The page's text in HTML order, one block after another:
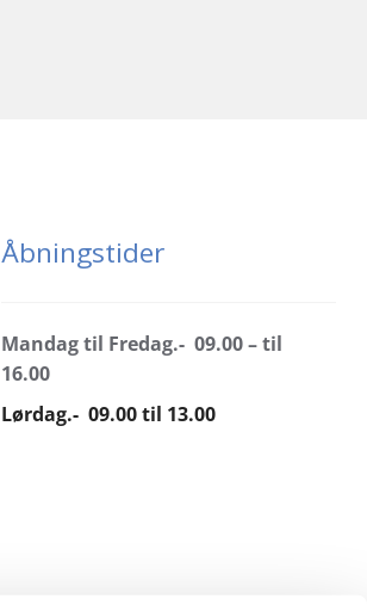
Åbningstider
Mandag til Fredag.- 09.00 – til
16.00
Lørdag.- 09.00 til 13.00